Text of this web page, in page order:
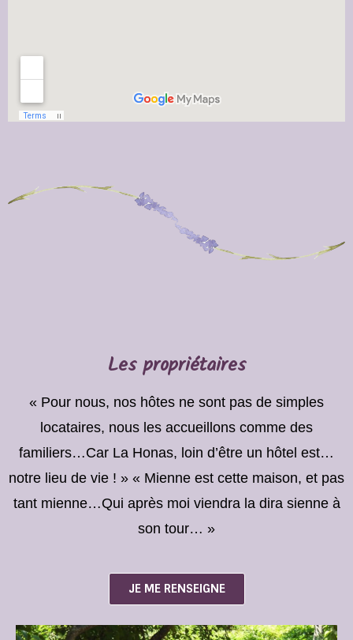
Les propriétaires
« Pour nous, nos hôtes ne sont pas de simples
locataires, nous les accueillons comme des
familiers…Car La Honas, loin d’être un hôtel est…
notre lieu de vie ! » « Mienne est cette maison, et pas
tant mienne…Qui après moi viendra la dira sienne à
son tour… »
JE ME RENSEIGNE